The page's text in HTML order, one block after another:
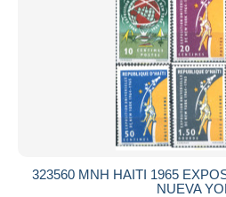
323560 MNH HAITI 1965
NUEVA